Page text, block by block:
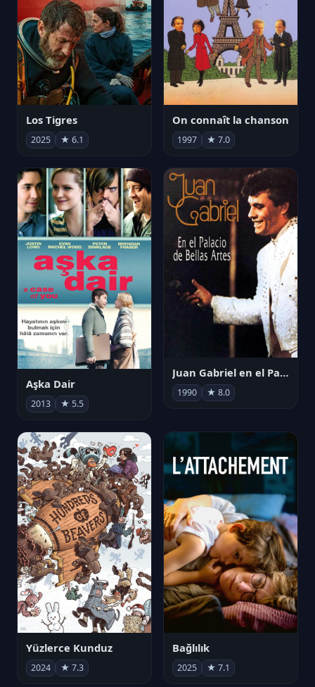
Los Tigres
2025 ★ 6.1
On connaît la chanson
1997 ★ 7.0
Aşka Dair
2013 ★ 5.5
Juan Gabriel en el Palacio de Bellas Artes
1990 ★ 8.0
Yüzlerce Kunduz
2024 ★ 7.3
Bağlılık
2025 ★ 7.1